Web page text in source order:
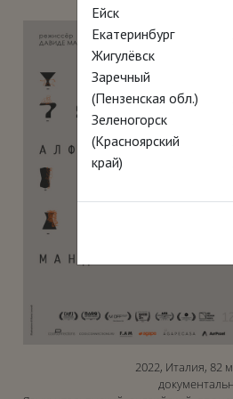
2022, Италия, 82
Ейск
Екатеринбург
Жигулёвск
Заречный
(Пензенская обл.)
Зеленогорск
(Красноярский
край)